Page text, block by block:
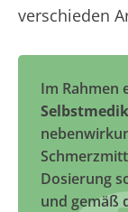
verschieden
Im Rahmen
Dosierung
und gemäß